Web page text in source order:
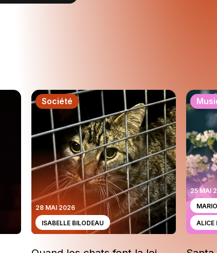
Société
28 MAI 2026
ISABELLE BILODEAU
25 MAI
ALICE